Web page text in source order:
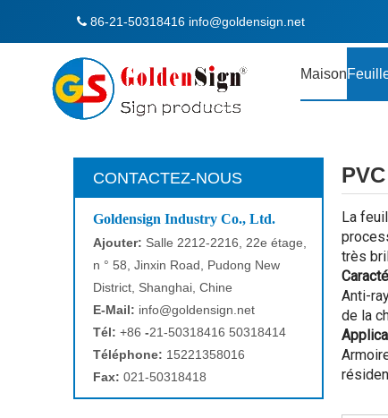
 86-21-50318416 info@goldensign.net
Maison
CONTACTEZ-NOUS
Goldensign Industry Co., Ltd.
Ajouter: Salle 2212-2216, 22e étage,
n ° 58, Jinxin Road, Pudong New
District, Shanghai, Chine
E-Mail: info@goldensign.net
Tél: +86 -21-50318416 50318414
Téléphone: 15221358016
Fax: 021-50318418
La
très
Anti-
de la